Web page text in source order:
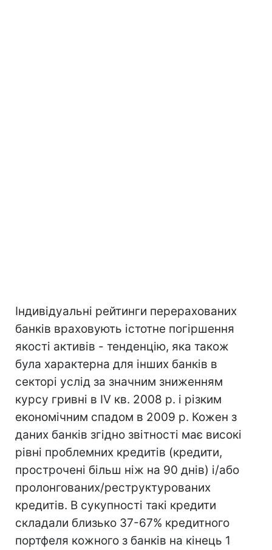
Індивідуальні рейтинги перерахованих
банків враховують істотне погіршення
якості активів - тенденцію, яка також
була характерна для інших банків в
секторі услід за значним зниженням
курсу гривні в IV кв. 2008 р. і різким
економічним спадом в 2009 р. Кожен з
даних банків згідно звітності має високі
рівні проблемних кредитів (кредити,
прострочені більш ніж на 90 днів) і/або
пролонгованих/реструктурованих
кредитів. В сукупності такі кредити
складали близько 37-67% кредитного
портфеля кожного з банків на кінець 1